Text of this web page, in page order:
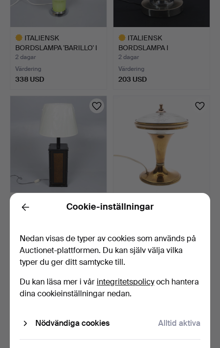
ITALIENSK
BORDSLAMPA 'BARILLO' I
GLAS AV C…
2 dagar
Värdering
338 USD
ITALIENSK
BORDSLAMPA I
MURANOGLAS FRÅN 197…
2 dagar
Värdering
203 USD
ITALIENSK BORDSLAMPA I
JAPONAISERIE-STIL, …
Värdering
ITALIENSK BORDSLAMPA I
FROSTAT GLAS OCH MÄ…
Värdering
Back Cookie-inställningar
Nedan visas de typer av cookies som används på
Auctionet-plattformen. Du kan själv välja vilka
typer du ger ditt samtycke till.
Du kan läsa mer i vår integritetspolicyoch hantera
dina cookieinställningar nedan.
Nödvändiga cookies Alltid aktiva